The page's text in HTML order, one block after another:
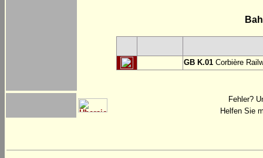
GB K.01 Corbière
Fehler?
Helfen Sie